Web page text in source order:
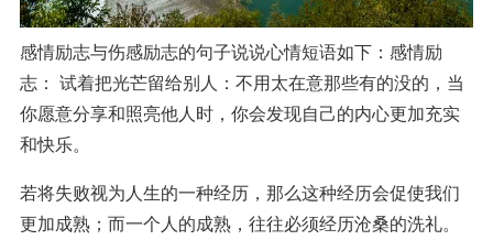
感情励志与伤感励志的句子说说心情短语如下：感情励
志： 试着把光芒留给别人：不用太在意那些有的没的，当
你愿意分享和照亮他人时，你会发现自己的内心更加充实
和快乐。
若将失败视为人生的一种经历，那么这种经历会促使我们
更加成熟；而一个人的成熟，往往必须经历沧桑的洗礼。